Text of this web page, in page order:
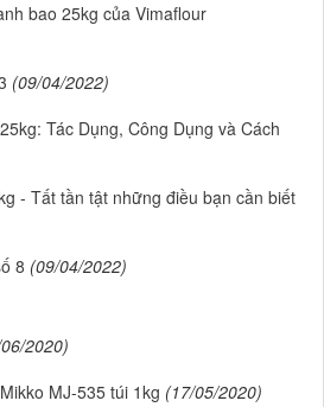
bao 25kg của Vimaflour
(09/04/2022)
Tác Dụng, Công Dụng và Cách
- Tất tần tật những điều bạn cần biết
8 (09/04/2022)
2020)
MJ-535 túi 1kg (17/05/2020)